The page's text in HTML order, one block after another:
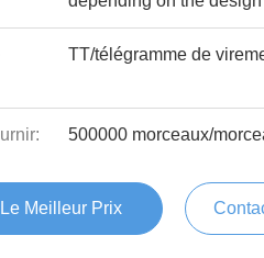
TT/télégramme de
500000 morceaux/
Meilleur Prix